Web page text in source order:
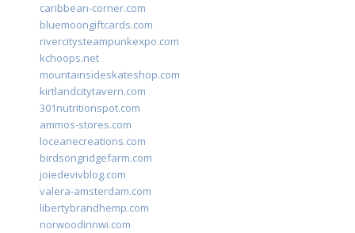
caribbean-corner.com
bluemoongiftcards.com
rivercitysteampunkexpo.com
kchoops.net
mountainsideskateshop.com
kirtlandcitytavern.com
301nutritionspot.com
ammos-stores.com
loceanecreations.com
birdsongridgefarm.com
joiedevivblog.com
valera-amsterdam.com
libertybrandhemp.com
norwoodinnwi.com